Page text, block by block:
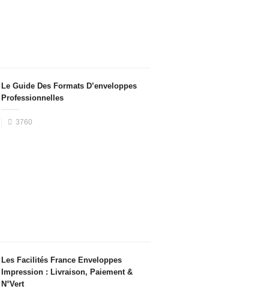
Le Guide Des Formats D’enveloppes
Professionnelles
3760
Les Facilités France Enveloppes
Impression : Livraison, Paiement &
N°Vert